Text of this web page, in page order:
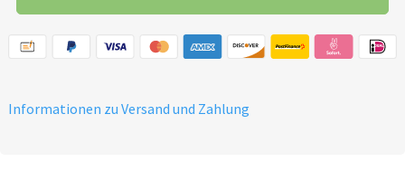
Informationen zu Versand und Zahlung